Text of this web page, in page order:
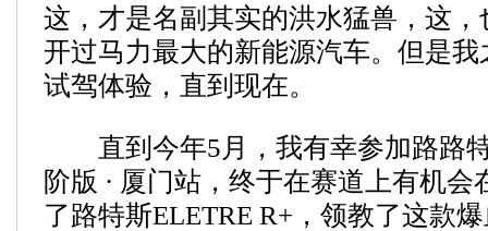
这，才是名副其实的洪水猛兽，这
开过马力最大的新能源汽车。但是
试驾体验，直到现在。
直到今年5月，我有幸参加路路
阶版 · 厦门站，终于在赛道上有机
了路特斯ELETRE R+，领教了这款